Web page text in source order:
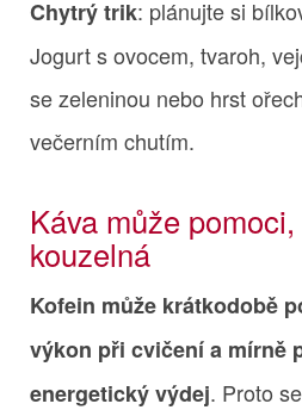
Chytrý trik: plánujte si
Jogurt s ovocem, tvaroh,
se zeleninou nebo hrst
večerním chutím.
Káva může
kouzelná
Kofein může krátkodobě
výkon při cvičení a mírně
energetický výdej. Proto